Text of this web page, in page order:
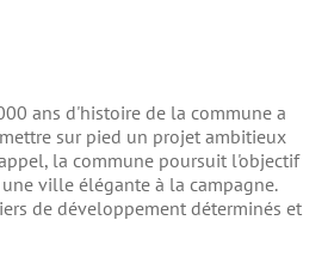
ans d'histoire de la commune a
sur pied un projet ambitieux
la commune poursuit l'objectif
ville élégante à la campagne.
de développement déterminés et